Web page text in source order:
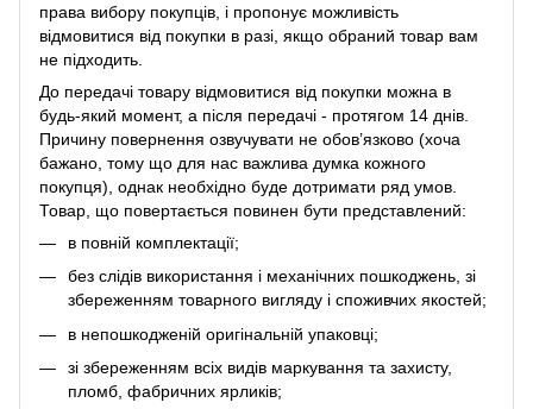
права вибору покупців, і пропонує можливість
відмовитися від покупки в разі, якщо обраний товар вам
не підходить.
До передачі товару відмовитися від покупки можна в
будь-який момент, а після передачі - протягом 14 днів.
Причину повернення озвучувати не обов’язково (хоча
бажано, тому що для нас важлива думка кожного
покупця), однак необхідно буде дотримати ряд умов.
Товар, що повертається повинен бути представлений:
в повній комплектації;
без слідів використання і механічних пошкоджень, зі
збереженням товарного вигляду і споживчих якостей;
в непошкодженій оригінальній упаковці;
зі збереженням всіх видів маркування та захисту,
пломб, фабричних ярликів;